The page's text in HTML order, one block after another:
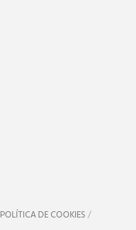
POLÍTICA DE COOKIES/